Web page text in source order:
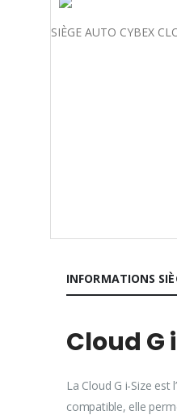
SIÈGE AUTO CYBEX
INFORMATIONS
Cloud G
La Cloud G i-Size
compatible, elle